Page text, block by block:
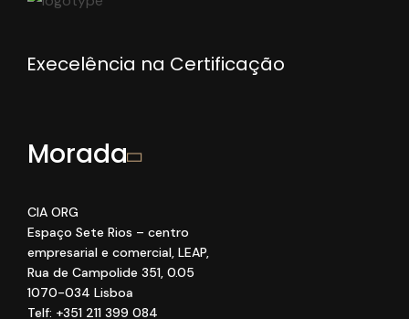
Execelência na Certificação
Morada
CIA ORG
Espaço Sete Rios – centro
empresarial e comercial, LEAP,
Rua de Campolide 351, 0.05
1070-034 Lisboa
Telf: +351 211 399 084